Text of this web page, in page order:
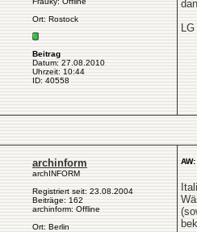
Ort: Rostock
Beitrag
Datum: 27.08.2010
Uhrzeit: 10:44
ID: 40558
archinform
archINFORM
Registriert seit: 23.08.2004
Beiträge: 162
archinform: Offline
Ort: Berlin